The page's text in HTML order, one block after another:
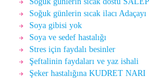
Soğuk günlerin sıcak ilacı Adaçayı
Soya gibisi yok
Soya ve sedef hastalığı
Stres için faydalı besinler
Şeftalinin faydaları ve yaz ishali
Şeker hastalığına KUDRET NARI